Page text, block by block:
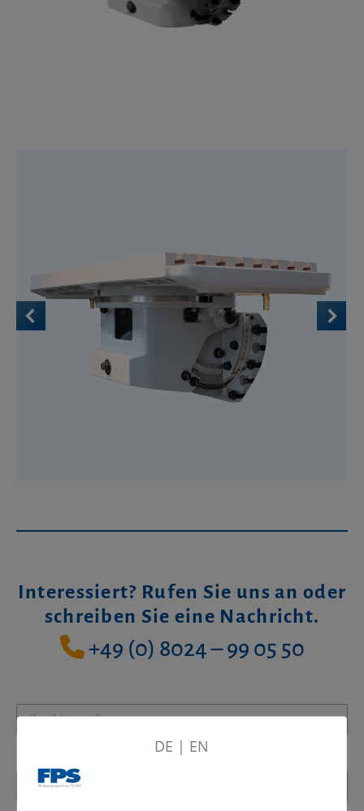
Interessiert? Rufen Sie uns an oder
schreiben Sie eine Nachricht.
+49 (0) 8024 – 99 05 50
DE | EN